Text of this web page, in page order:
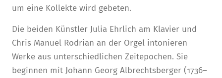
um eine Kollekte wird gebeten.
Die beiden Künstler Julia Ehrlich am Klavier und
Chris Manuel Rodrian an der Orgel intonieren
Werke aus unterschiedlichen Zeitepochen. Sie
beginnen mit Johann Georg Albrechtsberger (1736–